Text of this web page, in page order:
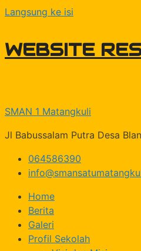
Langsung ke isi
WEBSITE
SMAN 1 Matangkuli
Jl Babussalam Putra Desa
064586390
Home
Berita
Galeri
Profil Sekolah